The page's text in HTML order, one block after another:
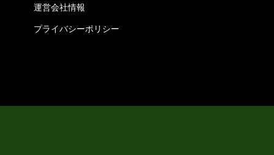
運営会社情報
プライバシーポリシー